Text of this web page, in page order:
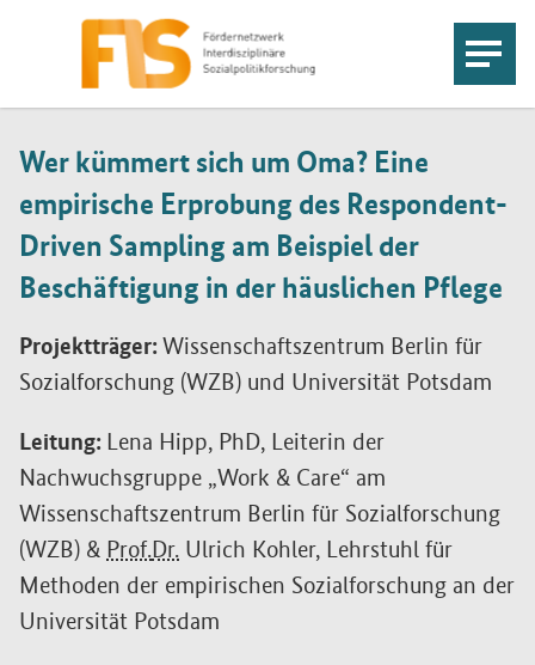
Wer kümmert sich um Oma? Eine
empirische Erprobung des Respondent-
Driven Sampling am Beispiel der
Beschäftigung in der häuslichen Pflege
Projektträger: Wissenschaftszentrum Berlin für
Sozialforschung (WZB) und Universität Potsdam
Leitung: Lena Hipp, PhD, Leiterin der
Nachwuchsgruppe „Work & Care“ am
Wissenschaftszentrum Berlin für Sozialforschung
(WZB) & Prof.Dr. Ulrich Kohler, Lehrstuhl für
Methoden der empirischen Sozialforschung an der
Universität Potsdam